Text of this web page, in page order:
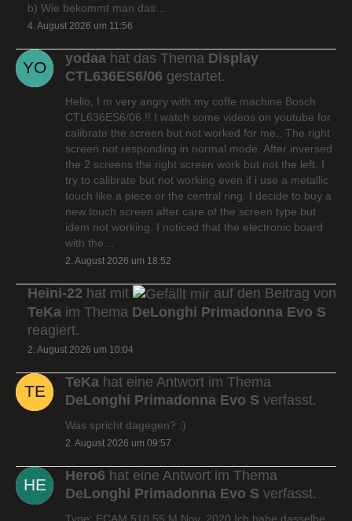
b) Wie bekommt man das…
4. August 2026 um 11:56
yodaa hat das Thema Display
CTL636ES6/06 gestartet.
Hello, I m very angry with my coffe machine Bosch
CTL636ES6/06 !! I watch some videos on youtube for
calibrate the screen but not worked for me.. The right
screen not responding in normal mode. After inversed
the 2 screens the right screen work but not the left. I
try to calibrate but not working even if i use a metallic
touch like a piece or the central ring. I decide to buy a
new touch screen after care of the screen type but
idem not working. I noticed that the electronic board
with the…
2. August 2026 um 18:52
Heini-22 hat mit
auf den Beitrag von
TeKa im Thema DeLonghi Primadonna Evo S
reagiert.
2. August 2026 um 10:04
TeKa hat eine Antwort im Thema
DeLonghi Primadonna Evo S verfasst.
Was spricht dagegen? :)
2. August 2026 um 09:57
Hero6 hat eine Antwort im Thema
DeLonghi Primadonna Evo S verfasst.
Type: ECAM 510.55.M Nov. 2020 Ich habe dasselbe